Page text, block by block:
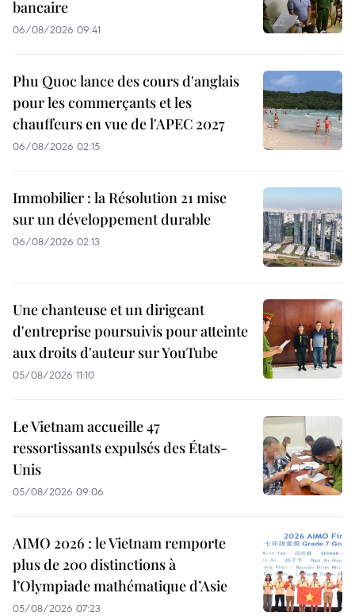
bancaire
06/08/2026 09:41
Phu Quoc lance des cours d'anglais
pour les commerçants et les
chauffeurs en vue de l'APEC 2027
06/08/2026 02:15
Immobilier : la Résolution 21 mise
sur un développement durable
06/08/2026 02:13
Une chanteuse et un dirigeant
d'entreprise poursuivis pour atteinte
aux droits d'auteur sur YouTube
05/08/2026 11:10
Le Vietnam accueille 47
ressortissants expulsés des États-
Unis
05/08/2026 09:06
AIMO 2026 : le Vietnam remporte
plus de 200 distinctions à
l’Olympiade mathématique d’Asie
05/08/2026 07:23